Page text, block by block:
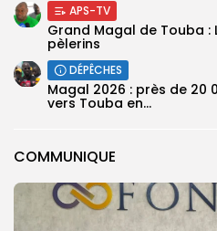
COMMUNIQUE
APS-TV
Grand Magal de Touba :
pèlerins
DÉPÊCHES
Magal 2026 : près de 20
vers Touba en...